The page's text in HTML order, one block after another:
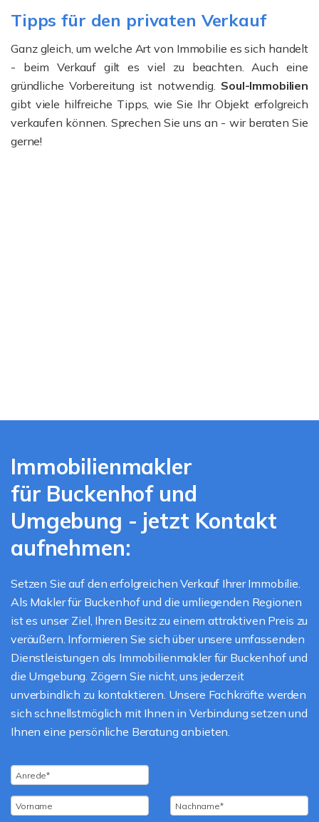
Tipps für den privaten Verkauf
Ganz gleich, um welche Art von Immobilie es sich handelt
- beim Verkauf gilt es viel zu beachten. Auch eine
gründliche Vorbereitung ist notwendig. Soul-Immobilien
gibt viele hilfreiche Tipps, wie Sie Ihr Objekt erfolgreich
verkaufen können. Sprechen Sie uns an - wir beraten Sie
gerne!
Immobilienmakler
für Buckenhof und
Umgebung - jetzt Kontakt
aufnehmen:
Setzen Sie auf den erfolgreichen Verkauf Ihrer Immobilie.
Als Makler für Buckenhof und die umliegenden Regionen
ist es unser Ziel, Ihren Besitz zu einem attraktiven Preis zu
veräußern. Informieren Sie sich über unsere umfassenden
Dienstleistungen als Immobilienmakler für Buckenhof und
die Umgebung. Zögern Sie nicht, uns jederzeit
unverbindlich zu kontaktieren. Unsere Fachkräfte werden
sich schnellstmöglich mit Ihnen in Verbindung setzen und
Ihnen eine persönliche Beratung anbieten.